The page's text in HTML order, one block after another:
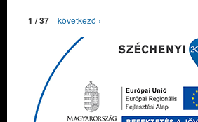
1 / 37 következő ›